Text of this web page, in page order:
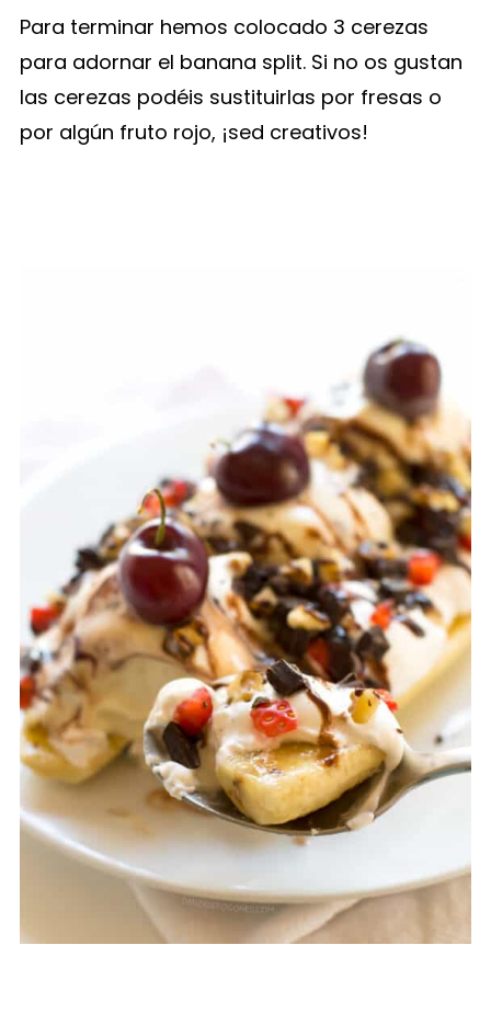
Para terminar hemos colocado 3 cerezas
para adornar el banana split. Si no os gustan
las cerezas podéis sustituirlas por fresas o
por algún fruto rojo, ¡sed creativos!